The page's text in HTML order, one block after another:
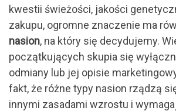
kwestii świeżości, jakości
zakupu, ogromne znaczenie ma
nasion, na który się decydujemy.
początkujących skupia się
odmiany lub jej opisie
fakt, że różne typy nasion rządzą
innymi zasadami wzrostu i